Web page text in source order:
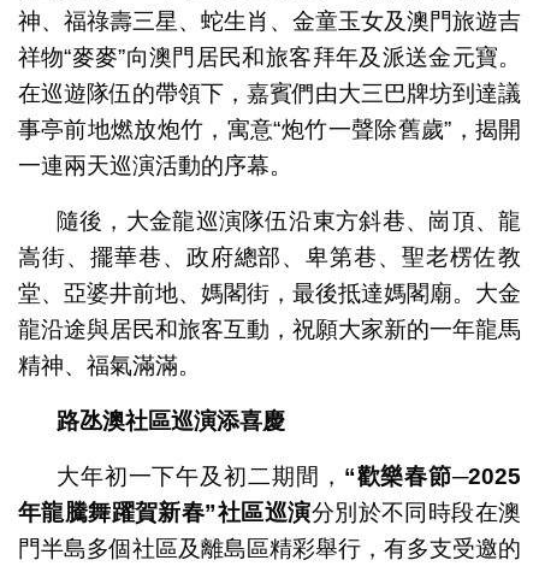
神、福祿壽三星、蛇生肖、金童玉女及澳門旅遊吉
祥物“麥麥”向澳門居民和旅客拜年及派送金元寶。
在巡遊隊伍的帶領下，嘉賓們由大三巴牌坊到達議
事亭前地燃放炮竹，寓意“炮竹一聲除舊歲”，揭開
一連兩天巡演活動的序幕。
隨後，大金龍巡演隊伍沿東方斜巷、崗頂、龍
嵩街、擺華巷、政府總部、卑第巷、聖老楞佐教
堂、亞婆井前地、媽閣街，最後抵達媽閣廟。大金
龍沿途與居民和旅客互動，祝願大家新的一年龍馬
精神、福氣滿滿。
路氹澳社區巡演添喜慶
大年初一下午及初二期間， “歡樂春節─2025
年龍騰舞躍賀新春”社區巡演分別於不同時段在澳
門半島多個社區及離島區精彩舉行，有多支受邀的